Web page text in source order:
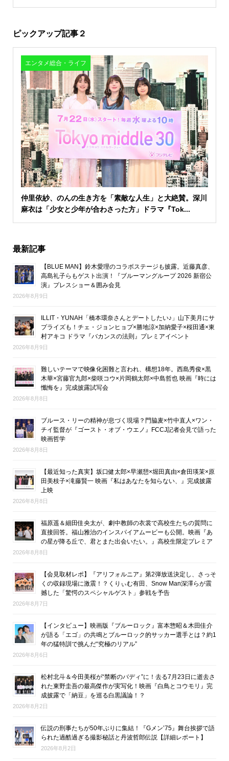
ピックアップ記事２
エンタメ総合・ライフ
仲里依紗、のんの生き方を「素敵な人生」と大絶賛。深川
麻衣は「少女と少年が合わさった方」ドラマ『Tok...
最新記事
【BLUE MAN】鈴木愛理のコラボステージも披露。近藤真彦、
高島礼子らもゲスト出演！『ブルーマングループ 2026 新宿公
演』プレスショー＆囲み会見
2026年8月9日
ILLIT・YUNAH「橋本環奈さんとデートしたい♪」山下美月にサ
プライズも！チェ・ジョンヒョプ×勝地涼×加納愛子×桜田通×東
村アキコ ドラマ『バカンスの法則』プレミアイベント
2026年8月9日
難しいテーマで映像化困難と言われ、構想18年。西島秀俊×黒
木華×宮藤官九郎×柴咲コウ×片岡鶴太郎×中島哲也 映画『時には
懺悔を』完成披露試写会
2026年8月8日
ブルース・リーの精神が息づく現場？門脇麦×竹中直人×ワン・
チイ監督が『ゴースト・オブ・ウエノ』FCCJ記者会見で語った
映画哲学
2026年8月8日
【最近知った真実】坂口健太郎×早瀬憩×堀田真由×倉田瑛茉×原
田美枝子×滝藤賢一 映画『私はあなたを知らない、』完成披露
上映
2026年8月8日
福原遥＆細田佳央太が、劇中教師の衣裳で高校生たちの質問に
直接回答。福山雅治のインスパイアムービーも公開。映画『あ
の星が降る丘で、君とまた出会いたい。』高校生限定プレミア
2026年8月8日
【会見取材レポ】『アリフォルニア』第2弾放送決定し、さっそ
くの収録現場に激震！？くりぃむ有田、Snow Man深澤らが震
撼した「驚愕のスペシャルゲスト」参戦を予告
2026年8月7日
【インタビュー】映画版『ブルーロック』富本惣昭＆木田佳介
が語る「エゴ」の共鳴とブルーロック的サッカー選手とは？約1
年の猛特訓で挑んだ“究極のリアル”
2026年8月6日
松村北斗＆今田美桜が“禁断のバディ”に！去る7月23日に逝去さ
れた東野圭吾の最高傑作が実写化！映画『白鳥とコウモリ』完
成披露で「納豆」を巡る白黒議論！？
2026年8月2日
伝説の刑事たちが50年ぶりに集結！『Gメン’75』舞台挨拶で語
られた過酷過ぎる撮影秘話と丹波哲郎伝説【詳細レポート】
2026年8月2日